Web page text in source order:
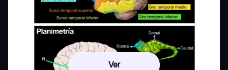
Ver